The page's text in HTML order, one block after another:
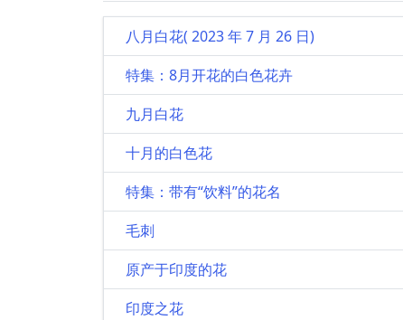
八月白花( 2023 年 7 月 26 日)
特集：8月开花的白色花卉
九月白花
十月的白色花
特集：带有“饮料”的花名
毛刺
原产于印度的花
印度之花